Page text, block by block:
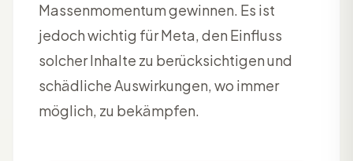
Massenmomentum gewinnen. Es ist
jedoch wichtig für Meta, den Einfluss
solcher Inhalte zu berücksichtigen und
schädliche Auswirkungen, wo immer
möglich, zu bekämpfen.